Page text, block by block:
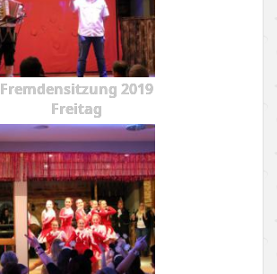
Fremdensitzung 2019
Freitag